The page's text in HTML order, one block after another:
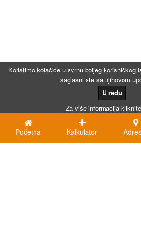
Koristimo kolačiće u svrhu boljeg korisničkog
saglasni ste sa njihovom
U redu
Za više informacija kliknite
Početna Kalkulator